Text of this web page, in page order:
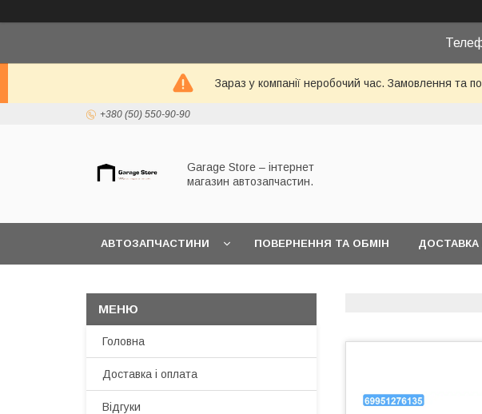
Зараз у компанії неробочий час. Замовлення та
+380 (50) 550-90-90
Garage Store – інтернет
магазин автозапчастин.
АВТОЗАПЧАСТИНИ ПОВЕРНЕННЯ ТА ОБМІН ДОСТАВКА
Головна
Доставка і оплата
Відгуки